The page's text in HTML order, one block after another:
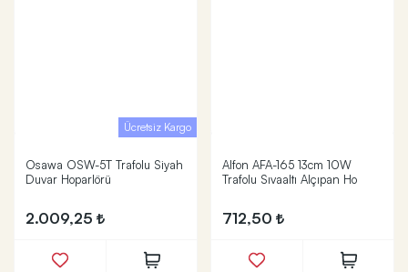
Ücretsiz Kargo
Osawa OSW-5T Trafolu Siyah
Duvar Hoparlörü
2.009,25
Alfon AFA-165 13cm 10W
Trafolu Sıvaaltı Alçıpan Ho
712,50